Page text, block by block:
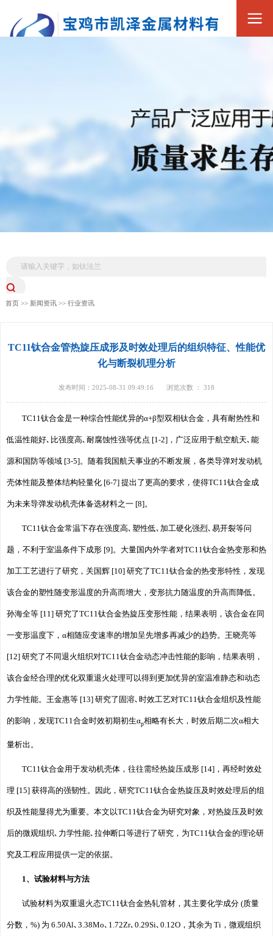
首页 >> 新闻资讯>> 行业资讯
TC11钛合金管热旋压成形及时效处理后的组织特征、性能优
化与断裂机理分析
发布时间：2025-08-31 09:49:16 浏览次数 ： 318
TC11钛合金是一种综合性能优异的α+β型双相钛合金，具有耐热性和
低温性能好､比强度高､耐腐蚀性强等优点 [1⁃2]，广泛应用于航空航天､能
源和国防等领域 [3⁃5]。随着我国航天事业的不断发展，各类导弹对发动机
壳体性能及整体结构轻量化 [6⁃7] 提出了更高的要求，使得TC11钛合金成
为未来导弹发动机壳体备选材料之一 [8]。
TC11钛合金常温下存在强度高､塑性低､加工硬化强烈､易开裂等问
题，不利于室温条件下成形 [9]。大量国内外学者对TC11钛合金热变形和热
加工工艺进行了研究，关国辉 [10] 研究了TC11钛合金的热变形特性，发现
该合金的塑性随变形温度的升高而增大，变形抗力随温度的升高而降低。
孙海全等 [11] 研究了TC11钛合金热旋压变形性能，结果表明，该合金在同
一变形温度下，α相随应变速率的增加呈先增多再减少的趋势。王晓亮等
[12] 研究了不同退火组织对TC11钛合金动态冲击性能的影响，结果表明，
该合金经合理的优化双重退火处理可以得到更加优异的室温准静态和动态
力学性能。王金惠等 [13] 研究了固溶､时效工艺对TC11钛合金组织及性能
的影响，发现TC11合金时效初期初生αp相略有长大，时效后期二次α相大
量析出。
TC11钛合金用于发动机壳体，往往需经热旋压成形 [14]，再经时效处
理 [15] 获得高的强韧性。因此，研究TC11钛合金热旋压及时效处理后的组
织及性能显得尤为重要。本文以TC11钛合金为研究对象，对热旋压及时效
后的微观组织､力学性能､拉伸断口等进行了研究，为TC11钛合金的理论研
究及工程应用提供一定的依据。
1、试验材料与方法
试验材料为双重退火态TC11钛合金热轧管材，其主要化学成分 (质量
分数，%) 为 6.50Al､3.38Mo､1.72Zr､0.29Si､0.12O，其余为 Ti，微观组织